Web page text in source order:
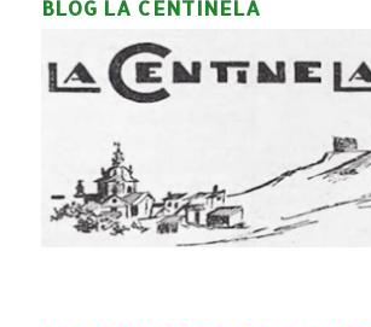
BLOG LA CENTINELA